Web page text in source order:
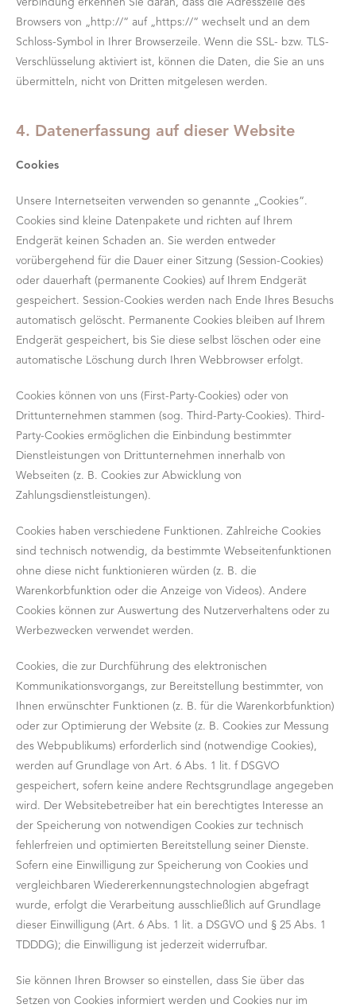
Browsers von „http://“ auf „https://“ wechselt und an dem
Schloss-Symbol in Ihrer Browserzeile. Wenn die SSL- bzw. TLS-
Verschlüsselung aktiviert ist, können die Daten, die Sie an uns
übermitteln, nicht von Dritten mitgelesen werden.
4. Datenerfassung auf dieser Website
Cookies
Unsere Internetseiten verwenden so genannte „Cookies“.
Cookies sind kleine Datenpakete und richten auf Ihrem
Endgerät keinen Schaden an. Sie werden entweder
vorübergehend für die Dauer einer Sitzung (Session-Cookies)
oder dauerhaft (permanente Cookies) auf Ihrem Endgerät
gespeichert. Session-Cookies werden nach Ende Ihres Besuchs
automatisch gelöscht. Permanente Cookies bleiben auf Ihrem
Endgerät gespeichert, bis Sie diese selbst löschen oder eine
automatische Löschung durch Ihren Webbrowser erfolgt.
Cookies können von uns (First-Party-Cookies) oder von
Drittunternehmen stammen (sog. Third-Party-Cookies). Third-
Party-Cookies ermöglichen die Einbindung bestimmter
Dienstleistungen von Drittunternehmen innerhalb von
Webseiten (z. B. Cookies zur Abwicklung von
Zahlungsdienstleistungen).
Cookies haben verschiedene Funktionen. Zahlreiche Cookies
sind technisch notwendig, da bestimmte Webseitenfunktionen
ohne diese nicht funktionieren würden (z. B. die
Warenkorbfunktion oder die Anzeige von Videos). Andere
Cookies können zur Auswertung des Nutzerverhaltens oder zu
Werbezwecken verwendet werden.
Cookies, die zur Durchführung des elektronischen
Kommunikationsvorgangs, zur Bereitstellung bestimmter, von
Ihnen erwünschter Funktionen (z. B. für die Warenkorbfunktion)
oder zur Optimierung der Website (z. B. Cookies zur Messung
des Webpublikums) erforderlich sind (notwendige Cookies),
werden auf Grundlage von Art. 6 Abs. 1 lit. f DSGVO
gespeichert, sofern keine andere Rechtsgrundlage angegeben
wird. Der Websitebetreiber hat ein berechtigtes Interesse an
der Speicherung von notwendigen Cookies zur technisch
fehlerfreien und optimierten Bereitstellung seiner Dienste.
Sofern eine Einwilligung zur Speicherung von Cookies und
vergleichbaren Wiedererkennungstechnologien abgefragt
wurde, erfolgt die Verarbeitung ausschließlich auf Grundlage
dieser Einwilligung (Art. 6 Abs. 1 lit. a DSGVO und § 25 Abs. 1
TDDDG); die Einwilligung ist jederzeit widerrufbar.
Sie können Ihren Browser so einstellen, dass Sie über das
Setzen von Cookies informiert werden und Cookies nur im